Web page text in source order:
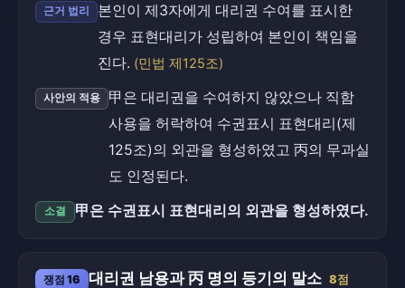
근거 법리
본인이 제3자에게 대리권 수여를 표시한
경우 표현대리가 성립하여 본인이 책임을
진다. (민법 제125조)
사안의 적용
甲은 대리권을 수여하지 않았으나 직함
사용을 허락하여 수권표시 표현대리(제
125조)의 외관을 형성하였고 丙의 무과실
도 인정된다.
소결 甲은 수권표시 표현대리의 외관을 형성하였다.
쟁점 16 대리권 남용과 丙 명의 등기의 말소 8점